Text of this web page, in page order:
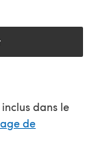
un nouvel
dans le
de